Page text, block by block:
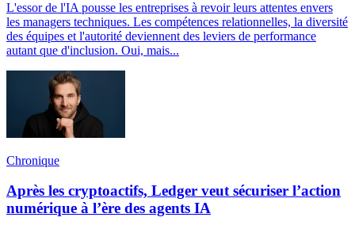
L'essor de l'IA pousse les entreprises à revoir leurs attentes envers
les managers techniques. Les compétences relationnelles, la diversité
des équipes et l'autorité deviennent des leviers de performance
autant que d'inclusion. Oui, mais...
Chronique
Après les cryptoactifs, Ledger veut sécuriser l’action
numérique à l’ère des agents IA